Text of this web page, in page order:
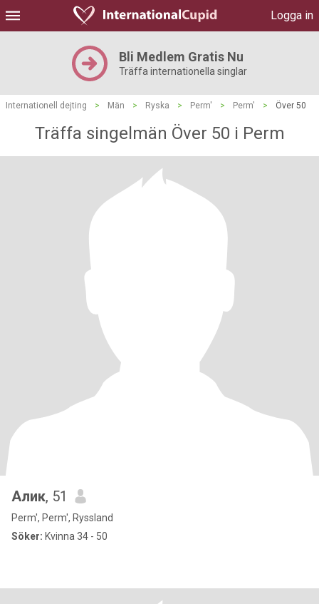
Logga in
Bli Medlem Gratis Nu
Träffa internationella singlar
Internationell dejting > Män > Ryska > Perm' > Perm' > Över 50
Träffa singelmän Över 50 i Perm
Алик, 51
Perm', Perm', Ryssland
Söker: Kvinna 34 - 50